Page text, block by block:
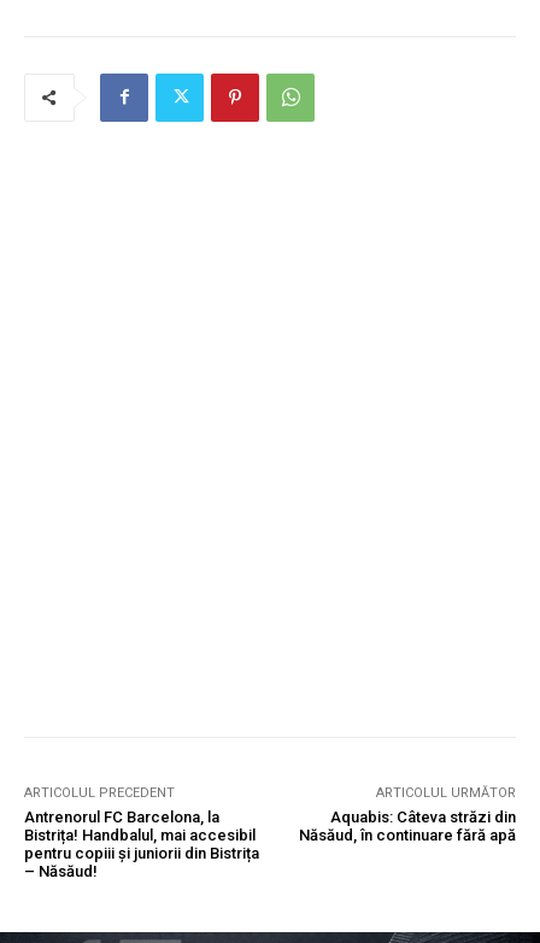
ARTICOLUL PRECEDENT
Antrenorul FC Barcelona, la
Bistrița! Handbalul, mai accesibil
pentru copiii și juniorii din Bistrița
– Năsăud!
ARTICOLUL URMĂTOR
Aquabis: Câteva străzi din
Năsăud, în continuare fără apă